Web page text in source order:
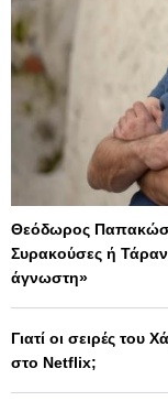
Θεόδωρος
Συρακούσες ή
άγνωστη»
Γιατί οι σειρές του
στο Netflix;